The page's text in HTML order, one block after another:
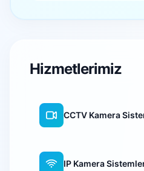
Hizmetlerimiz
CCTV Kamera
IP Kamera